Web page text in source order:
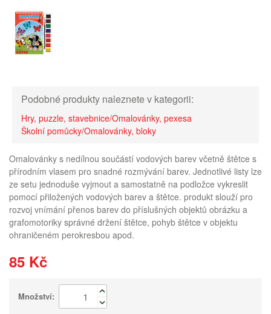
Podobné produkty naleznete v kategorii:
Hry, puzzle, stavebnice/Omalovánky, pexesa
Školní pomůcky/Omalovánky, bloky
Omalovánky s nedílnou součástí vodových barev včetně štětce s
přírodním vlasem pro snadné rozmývání barev. Jednotlivé listy lze
ze setu jednoduše vyjmout a samostatně na podložce vykreslit
pomocí přiložených vodových barev a štětce. produkt slouží pro
rozvoj vnímání přenos barev do příslušných objektů obrázku a
grafomotoriky správné držení štětce, pohyb štětce v objektu
ohraničeném perokresbou apod.
85 Kč
Množství: